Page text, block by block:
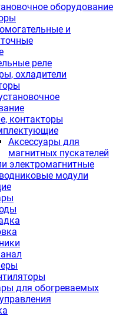
оборудование
и
реле
охладители
контакторы
Аксессуары для
магнитных пускателей
электромагнитные
модули
для обогреваемых